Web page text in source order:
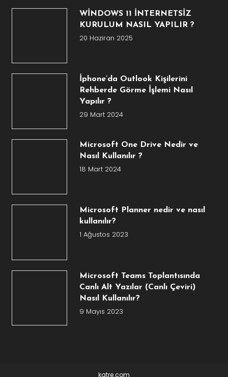
WİNDOWS 11 İNTERNETSİZ
KURULUM NASIL YAPILIR ?
20 Haziran 2025
İphone’da Outlook Kişilerini
Rehberde Görme İşlemi Nasıl
Yapılır ?
29 Mart 2024
Microsoft One Drive Nedir ve
Nasıl Kullanılır ?
18 Mart 2024
Microsoft Planner nedir ve nasıl
kullanılır?
1 Ağustos 2023
Microsoft Teams Toplantısında
Canlı Alt Yazılar (Canlı Çeviri)
Nasıl Kullanılır?
9 Mayıs 2023
katre.com